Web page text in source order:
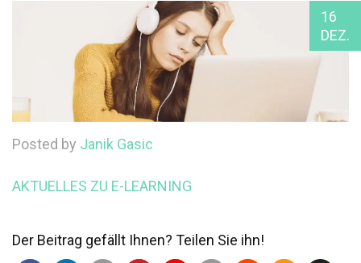
16
DEZ.
Posted by Janik Gasic
AKTUELLES ZU E-LEARNING
Der Beitrag gefällt Ihnen? Teilen Sie ihn!